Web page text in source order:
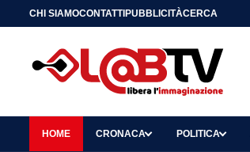
CHI SIAMOCONTATTIPUBBLICITÀCERCA
HOME CRONACA POLITICA